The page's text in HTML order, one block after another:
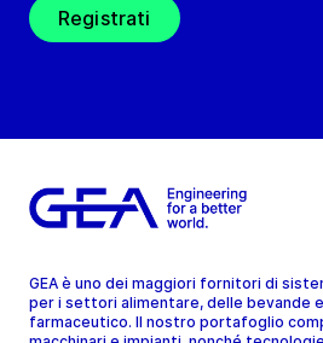
Registrati
GEA è uno dei maggiori fornitori di
per i settori alimentare, delle bevande e
farmaceutico. Il nostro portafoglio